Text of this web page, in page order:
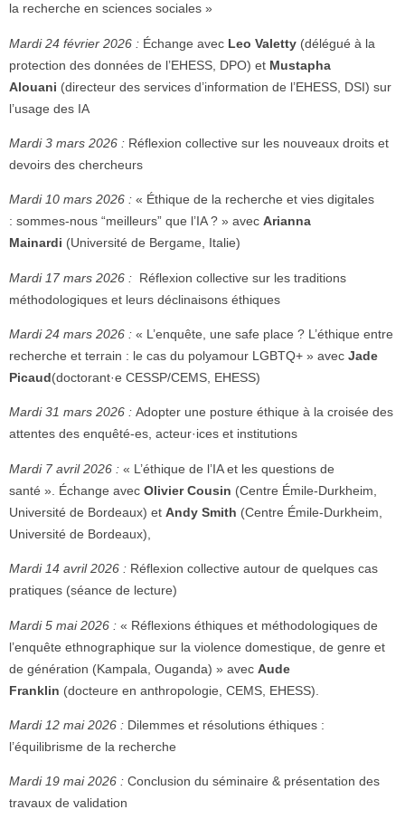
la recherche en sciences sociales »
Mardi 24 février 2026 : Échange avec Leo Valetty (délégué à la
protection des données de l’EHESS, DPO) et Mustapha
Alouani (directeur des services d’information de l’EHESS, DSI) sur
l’usage des IA
Mardi 3 mars 2026 : Réflexion collective sur les nouveaux droits et
devoirs des chercheurs
Mardi 10 mars 2026 : « Éthique de la recherche et vies digitales
: sommes-nous “meilleurs” que l’IA ? » avec Arianna
Mainardi (Université de Bergame, Italie)
Mardi 17 mars 2026 : Réflexion collective sur les traditions
méthodologiques et leurs déclinaisons éthiques
Mardi 24 mars 2026 : « L’enquête, une safe place ? L’éthique entre
recherche et terrain : le cas du polyamour LGBTQ+ » avec Jade
Picaud(doctorant·e CESSP/CEMS, EHESS)
Mardi 31 mars 2026 : Adopter une posture éthique à la croisée des
attentes des enquêté-es, acteur·ices et institutions
Mardi 7 avril 2026 : « L’éthique de l’IA et les questions de
santé ». Échange avec Olivier Cousin (Centre Émile-Durkheim,
Université de Bordeaux) et Andy Smith (Centre Émile-Durkheim,
Université de Bordeaux),
Mardi 14 avril 2026 : Réflexion collective autour de quelques cas
pratiques (séance de lecture)
Mardi 5 mai 2026 : « Réflexions éthiques et méthodologiques de
l’enquête ethnographique sur la violence domestique, de genre et
de génération (Kampala, Ouganda) » avec Aude
Franklin (docteure en anthropologie, CEMS, EHESS).
Mardi 12 mai 2026 : Dilemmes et résolutions éthiques :
l’équilibrisme de la recherche
Mardi 19 mai 2026 : Conclusion du séminaire & présentation des
travaux de validation